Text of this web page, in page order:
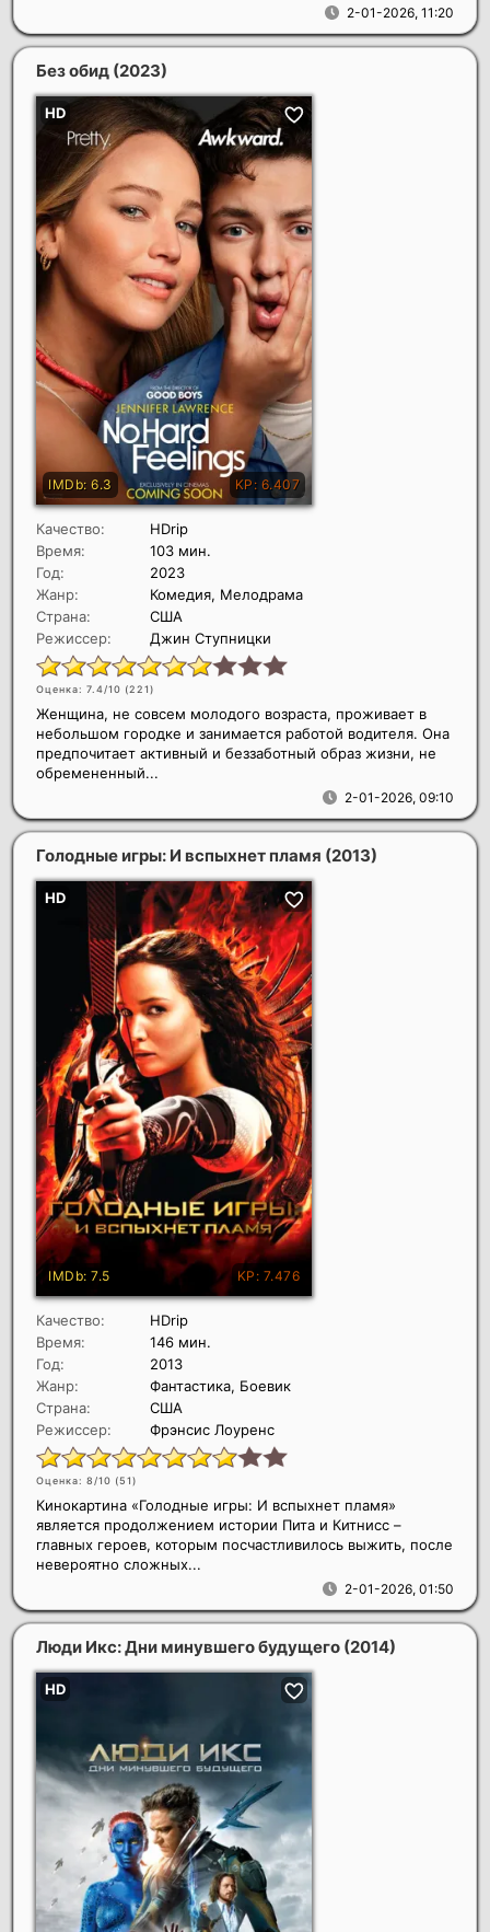
2-01-2026, 11:20
Без обид (2023)
Качество:
HDrip
Время:
103 мин.
Год:
2023
Жанр:
Комедия, Мелодрама
Страна:
США
Режиссер:
Джин Ступницки
Оценка: 7.4/10 (221)
2-01-2026, 09:10
Женщина, не совсем молодого возраста, проживает в
небольшом городке и занимается работой водителя. Она
предпочитает активный и беззаботный образ жизни, не
обремененный...
Голодные игры: И вспыхнет пламя (2013)
Качество:
HDrip
Время:
146 мин.
Год:
2013
Жанр:
Фантастика, Боевик
Страна:
США
Режиссер:
Фрэнсис Лоуренс
Оценка: 8/10 (51)
2-01-2026, 01:50
Кинокартина «Голодные игры: И вспыхнет пламя»
является продолжением истории Пита и Китнисс –
главных героев, которым посчастливилось выжить, после
невероятно сложных...
Люди Икс: Дни минувшего будущего (2014)